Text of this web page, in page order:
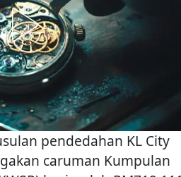
pendedahan KL City
caruman Kumpulan